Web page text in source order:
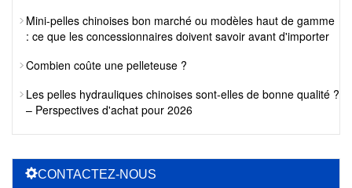
Mini-pelles chinoises bon marché ou modèles haut de gamme
: ce que les concessionnaires doivent savoir avant d'importer
Combien coûte une pelleteuse ?
Les pelles hydrauliques chinoises sont-elles de bonne qualité ?
– Perspectives d'achat pour 2026
CONTACTEZ-NOUS